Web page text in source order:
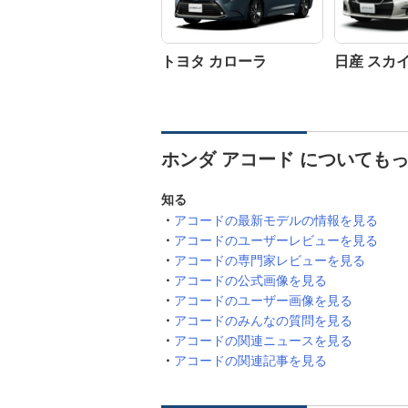
トヨタ カローラ 日産 スカ
ホンダ アコード についても
知る
アコードの最新モデルの情報を見る
アコードのユーザーレビューを見る
アコードの専門家レビューを見る
アコードの公式画像を見る
アコードのユーザー画像を見る
アコードのみんなの質問を見る
アコードの関連ニュースを見る
アコードの関連記事を見る